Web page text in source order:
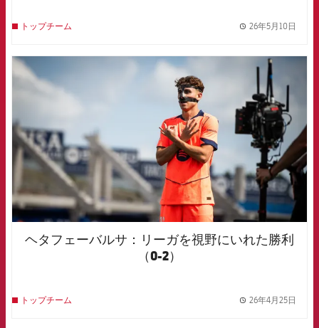
トップチーム 26年5月10日
FCB Barcelona badge
ヘタフェーバルサ：リーガを視野にいれた勝利
（0-2）
トップチーム 26年4月25日